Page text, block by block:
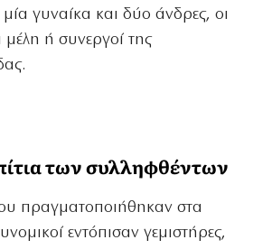
γυναίκα και δύο άνδρες, οι
μέλη ή συνεργοί της
των συλληφθέντων
πραγματοποιήθηκαν στα
εντόπισαν γεμιστήρες,